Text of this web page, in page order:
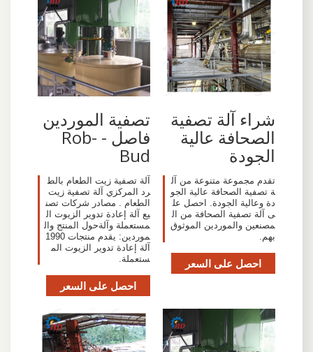
شراء آلة تصفية
الصحافة عالية
الجودة
تقدم مجموعة متنوعة من آل
ة تصفية الصحافة عالية الجو
دة وعالية الجودة. احصل عل
ى آلة تصفية الصحافة من ال
مصنعين والموردين الموثوق
بهم.
احصل على السعر
تصفية الموردين
فاصل - Rob-
Bud
آلة تصفية زيت الطعام بالط
رد المركزي آلة تصفية زيت
الطعام . مصادر شركات تصن
يع آلة إعادة تدوير الزيوت ال
مستعملة وآلةحول المنتج وال
موردين: يقدم منتجات 1990
آلة إعادة تدوير الزيوت الم
ستعملة.
احصل على السعر